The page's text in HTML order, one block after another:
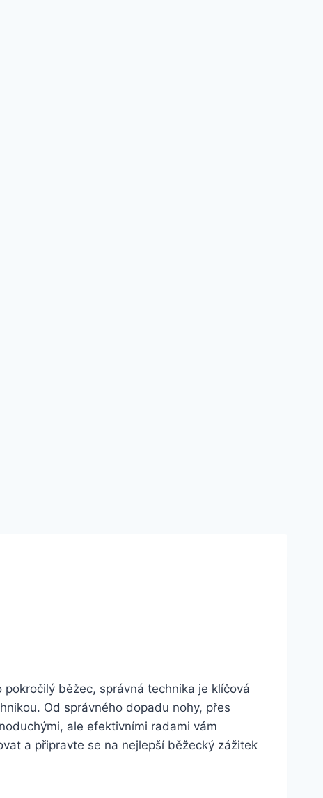
běžec, správná technika je klíčová
Od správného dopadu nohy, přes
ale efektivními radami vám
a připravte se na nejlepší běžecký zážitek